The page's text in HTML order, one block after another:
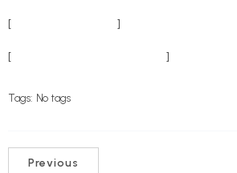
[zur Ausschreibung]
[zur Veranstaltungswebsite]
Tags: No tags
Previous